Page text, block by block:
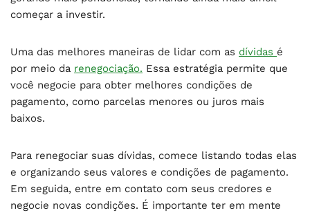
começar a investir.
Uma das melhores maneiras de lidar com as dívidas é
por meio da renegociação. Essa estratégia permite que
você negocie para obter melhores condições de
pagamento, como parcelas menores ou juros mais
baixos.
Para renegociar suas dívidas, comece listando todas elas
e organizando seus valores e condições de pagamento.
Em seguida, entre em contato com seus credores e
negocie novas condições. É importante ter em mente